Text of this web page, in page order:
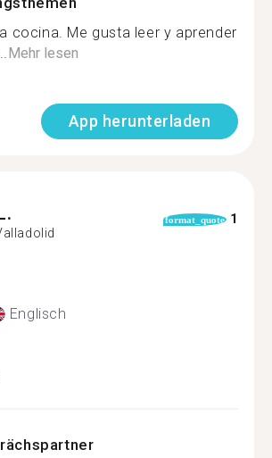
cocina. Me gusta leer y aprender
Mehr lesen
App herunterladen
format_quote 1
Englisch